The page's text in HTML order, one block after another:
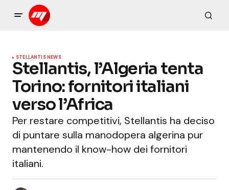
STELLANTIS NEWS
Stellantis, l’Algeria tenta
Torino: fornitori italiani
verso l’Africa
Per restare competitivi, Stellantis ha deciso
di puntare sulla manodopera algerina pur
mantenendo il know-how dei fornitori
italiani.